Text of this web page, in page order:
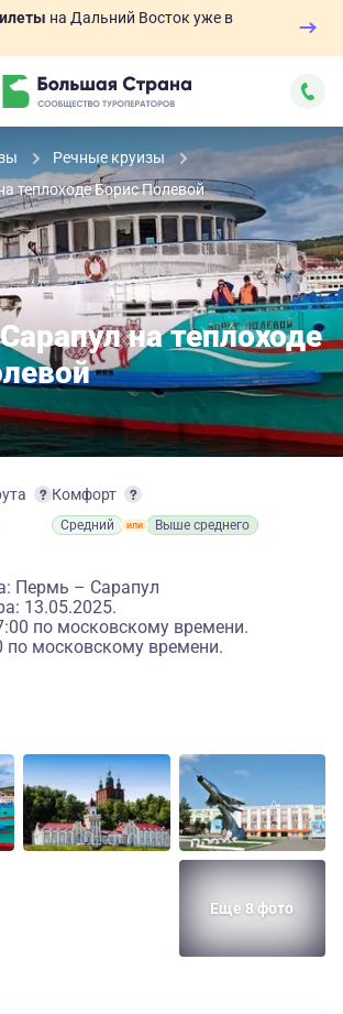
на Дальний Восток уже в
Речные круизы
теплоходе Борис Полевой
на теплоходе
Комфорт
Средний Выше среднего
Пермь – Сарапул
13.05.2025.
по московскому времени.
по московскому времени.
Еще 8 фото